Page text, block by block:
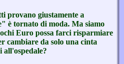
provano giustamente a
è tornato di moda. Ma siamo
Euro possa farci risparmiare
cambiare da solo una cinta